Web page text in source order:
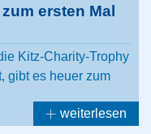
ersten Mal
Kitz-Charity-Trophy
gibt es heuer zum
weiterlesen